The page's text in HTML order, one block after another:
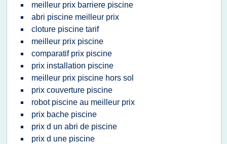
meilleur prix barriere piscine
abri piscine meilleur prix
cloture piscine tarif
meilleur prix piscine
comparatif prix piscine
prix installation piscine
meilleur prix piscine hors sol
prix couverture piscine
robot piscine au meilleur prix
prix bache piscine
prix d un abri de piscine
prix d une piscine